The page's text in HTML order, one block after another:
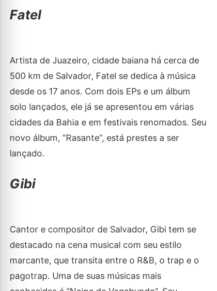
Fatel
Artista de Juazeiro, cidade baiana há cerca de
500 km de Salvador, Fatel se dedica à música
desde os 17 anos. Com dois EPs e um álbum
solo lançados, ele já se apresentou em várias
cidades da Bahia e em festivais renomados. Seu
novo álbum, “Rasante”, está prestes a ser
lançado.
Gibi
Cantor e compositor de Salvador, Gibi tem se
destacado na cena musical com seu estilo
marcante, que transita entre o R&B, o trap e o
pagotrap. Uma de suas músicas mais